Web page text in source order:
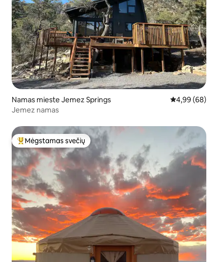
Namas mieste Jemez Springs Vidutinis
4,99 (68)
Jemez namas
Svečių mėgstamiausias
Mėgstamas svečių